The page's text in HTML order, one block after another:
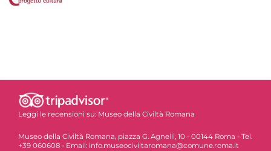
Leggi le recensioni su: Museo della Civiltà Romana
Museo della Civiltà Romana, piazza G. Agnelli, 10 - 00144 Roma - Tel.
+39 060608 - Email: info.museociviltaromana@comune.roma.it